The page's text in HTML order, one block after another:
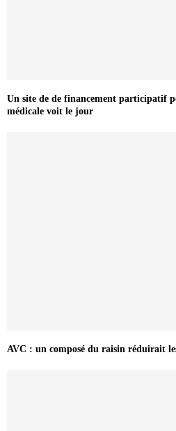
Un site de de financement participatif
médicale voit le jour
AVC : un composé du raisin réduirait